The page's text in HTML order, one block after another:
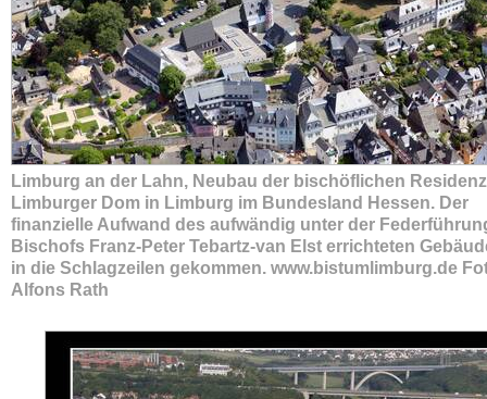
Limburg an der Lahn, Neubau der bischöflichen
Limburger Dom in Limburg im Bundesland Hessen. Der
finanzielle Aufwand des aufwändig unter der
Bischofs Franz-Peter Tebartz-van Elst errichteten
in die Schlagzeilen gekommen. www.bistumlimburg.de
Alfons Rath